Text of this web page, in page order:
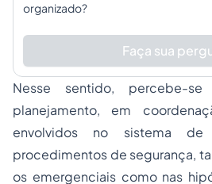
organizado?
Faça sua
Nesse sentido, percebe-
planejamento, em
envolvidos no sistema
procedimentos de segurança,
os emergenciais como nas